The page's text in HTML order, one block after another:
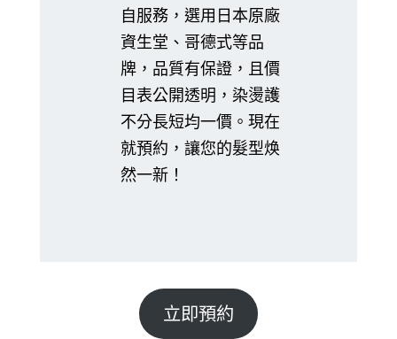
自服務，選用日本原廠
資生堂、哥德式等品
牌，品質有保證，且價
目表公開透明，染燙護
不分長短均一價。現在
就預約，讓您的髮型焕
然一新！
立即預約